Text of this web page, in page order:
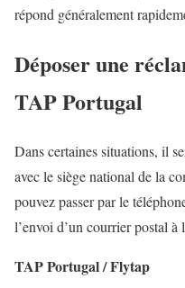
répond généralement
Déposer une
TAP Portugal
Dans certaines situations, il
avec le siège national de la
pouvez passer par le
l’envoi d’un courrier postal à
TAP Portugal / Flytap